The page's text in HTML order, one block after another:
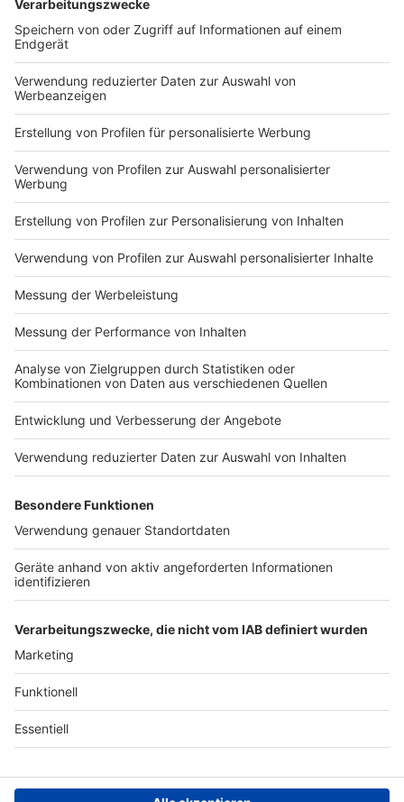
DEINE GEMERKTEN ARTIKEL
Du hast dir noch keine Artikel gemerkt
Markiere sie hierfür mit einem
Impressum
Nutzungsbedingungen
Jobs
Presse
Werben
Archiv
ANTENNE BAYERN GROUP
Stiftung ANTENNE BAYERN
hilft
Teilnahmebedingungen
Grounding Page ANTENNE
BAYERN
Kontakt
Studio-Hotline
Verkehrs-Hotline
Datenschutz­erklärung
einstellungen
Newsletter